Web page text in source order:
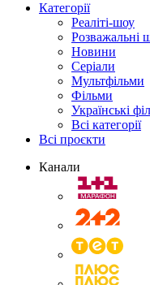
Категорії
Реаліті-шоу
Розважальні
Новини
Серіали
Мультфільми
Фільми
Українські
Всі категорії
Всі проєкти
Канали